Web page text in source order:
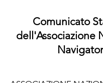
Comunicato
dell'Associazione
Navigator